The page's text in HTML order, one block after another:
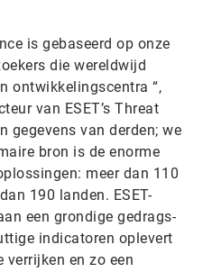
is gebaseerd op onze
die wereldwijd
ontwikkelingscentra “,
van ESET’s Threat
gegevens van derden; we
bron is de enorme
meer dan 110
190 landen. ESET-
een grondige gedrags-
indicatoren oplevert
en zo een